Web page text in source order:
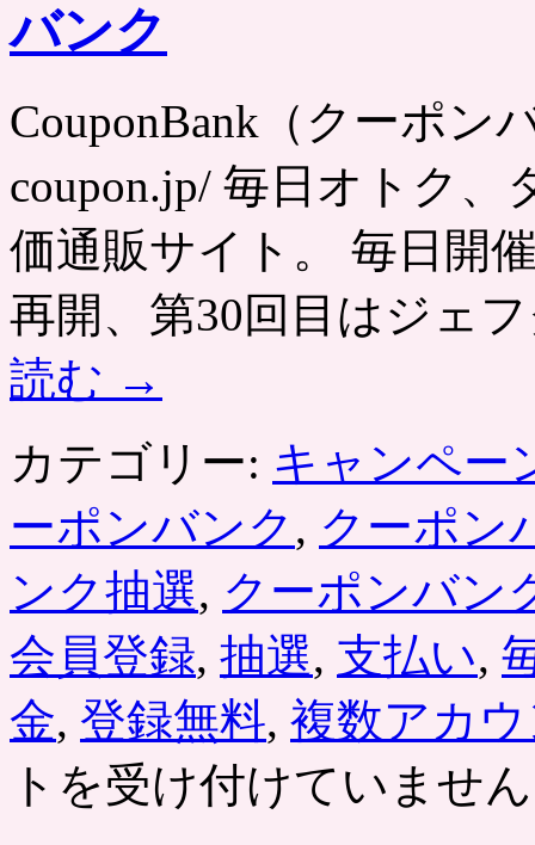
バンク
CouponBank（クーポン
coupon.jp/ 毎日オトク
価通販サイト。 毎日開
再開、第30回目はジェ
読む →
カテゴリー: キャンペー
ーポンバンク , クーポン
ンク抽選, クーポンバン
会員登録, 抽選, 支払い,
金, 登録無料, 複数アカ
トを受け付けていません